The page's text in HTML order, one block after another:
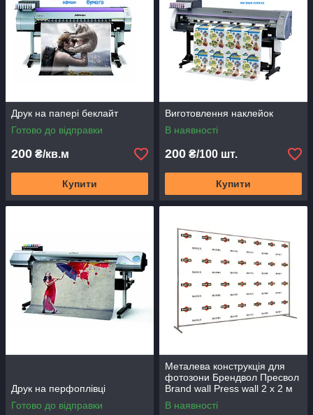
Друк на папері беклайт
Готово до відправки
200 ₴/кв.м
Купити
Виготовлення наклейок
В наявності
200 ₴/100 шт.
Купити
Друк на перфоплівці
Готово до відправки
Металева конструкція для
фотозони Брендвол Пресвол
Brand wall Press wall 2 х 2 м
В наявності